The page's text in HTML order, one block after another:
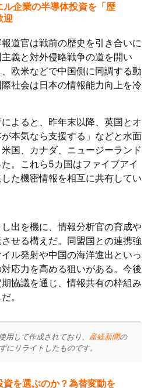
企業の半導体投資を「歴
迎
道官は戦前の歴史を引き合いに
主義と対外侵略戦争の道を開い
欧米などで中国側に同調する動
社会は日本の情報能力向上を冷
よると、昨年末以降、英国とオ
本気なら支援する」などと水面
国、カナダ、ニュージーランド
。これら5カ国はファイブアイ
た機密情報を相互に共有してい
出を機に、情報分析官の育成や
せる構えだ。同盟国との連携強
ル発射や中国の海洋進出といっ
応力を高める狙いがある。今後
協議を通じ、情報共有の枠組み
。
用して作成されており、 産経新聞の
にリライトしたものです。
を選ぶのか？為替変動を